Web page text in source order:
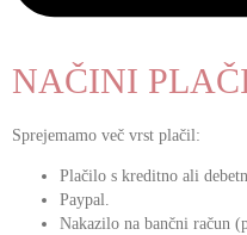
NAČINI
Sprejemamo več vrst plačil:
Plačilo s kreditno ali
Paypal.
Nakazilo na bančni račun